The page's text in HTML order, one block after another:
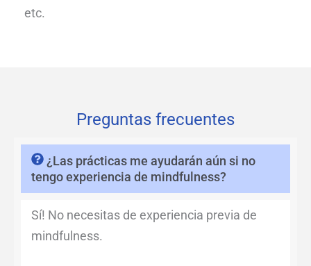
etc.
Preguntas frecuentes
¿Las prácticas me ayudarán aún si no
tengo experiencia de mindfulness?
Sí! No necesitas de experiencia previa de
mindfulness.